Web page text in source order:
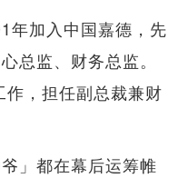
年加入中国嘉德，先
总监、财务总监。
，担任副总裁兼财
」都在幕后运筹帷